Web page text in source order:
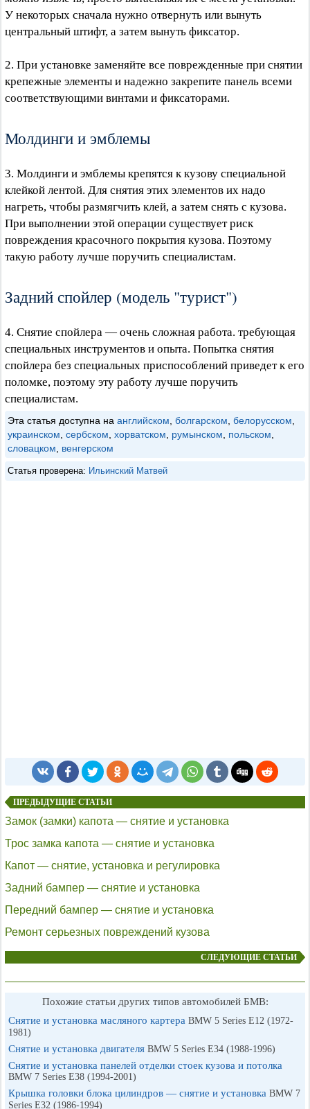
У некоторых сначала нужно отвернуть или вынуть
центральный штифт, а затем вынуть фиксатор.
2. При установке заменяйте все поврежденные при снятии
крепежные элементы и надежно закрепите панель всеми
соответствующими винтами и фиксаторами.
Молдинги и эмблемы
3. Молдинги и эмблемы крепятся к кузову специальной
клейкой лентой. Для снятия этих элементов их надо
нагреть, чтобы размягчить клей, а затем снять с кузова.
При выполнении этой операции существует риск
повреждения красочного покрытия кузова. Поэтому
такую работу лучше поручить специалистам.
Задний спойлер (модель "турист")
4. Снятие спойлера — очень сложная работа. требующая
специальных инструментов и опыта. Попытка снятия
спойлера без специальных приспособлений приведет к его
поломке, поэтому эту работу лучше поручить
специалистам.
Эта статья доступна на английском болгарском белорусском
украинском сербском хорватском румынском польском
словацком
венгерском
Статья проверена: Ильинский Матвей
ПРЕДЫДУЩИЕ СТАТЬИ
Замок (замки) капота — снятие и установка
Трос замка капота — снятие и установка
Капот — снятие, установка и регулировка
Задний бампер — снятие и установка
Передний бампер — снятие и установка
Ремонт серьезных повреждений кузова
СЛЕДУЮЩИЕ СТАТЬИ
Похожие статьи других типов автомобилей БМВ:
Снятие и установка масляного картера BMW 5 Series E12 (1972-
1981)
Снятие и установка двигателя BMW 5 Series E34 (1988-1996)
Снятие и установка панелей отделки стоек кузова и потолка
BMW 7 Series E38 (1994-2001)
Крышка головки блока цилиндров — снятие и установка BMW 7
Series E32 (1986-1994)